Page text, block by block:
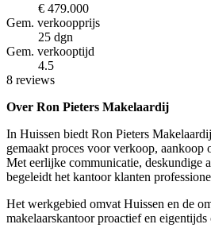
€ 479.000
Gem. verkoopprijs
25 dgn
Gem. verkooptijd
4.5
8 reviews
Over Ron Pieters Makelaardij
In Huissen biedt Ron Pieters
gemaakt proces voor verkoop, aankoop
Met eerlijke communicatie, deskundige
begeleidt het kantoor klanten
Het werkgebied omvat Huissen en de
makelaarskantoor proactief en